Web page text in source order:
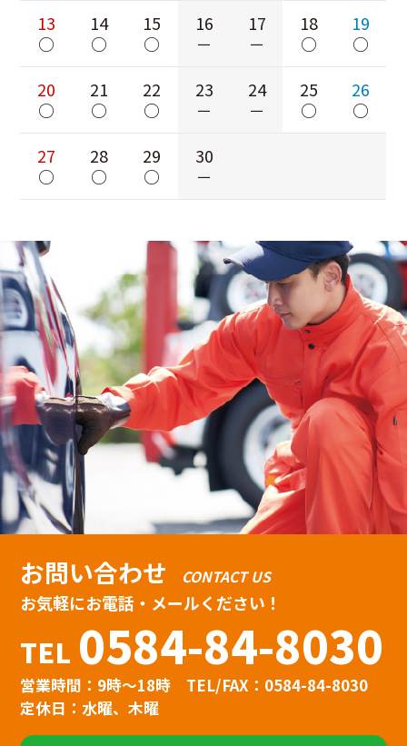
13
○
14
○
15
○
16
－
17
－
18
○
19
○
20
○
21
○
22
○
23
－
24
－
25
○
26
○
27
○
28
○
29
○
30
－
お問い合わせ CONTACT US
お気軽にお電話・メールください！
TEL 0584-84-8030
営業時間：9時〜18時
TEL/FAX：0584-84-8030
定休日：水曜、木曜